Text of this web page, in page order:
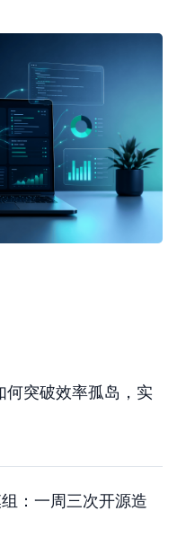
台
突破效率孤岛，实
：一周三次开源造